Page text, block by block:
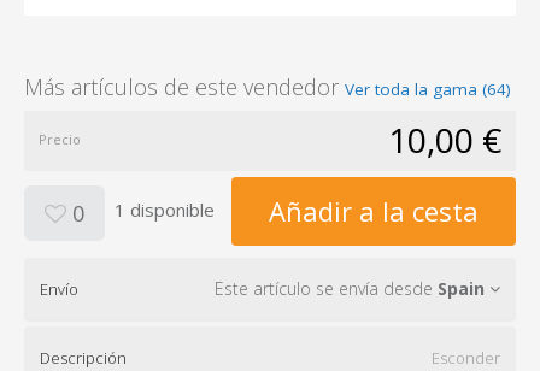
Más artículos de este vendedor Ver toda la gama (64)
Precio 10,00 €
0 1 disponible Añadir a la cesta
Envío Este artículo se envía desde Spain
Descripción Esconder